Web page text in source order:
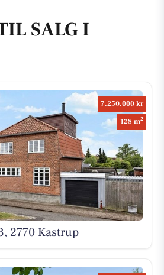
SALG I
7.250.000 kr
128 m2
2770 Kastrup